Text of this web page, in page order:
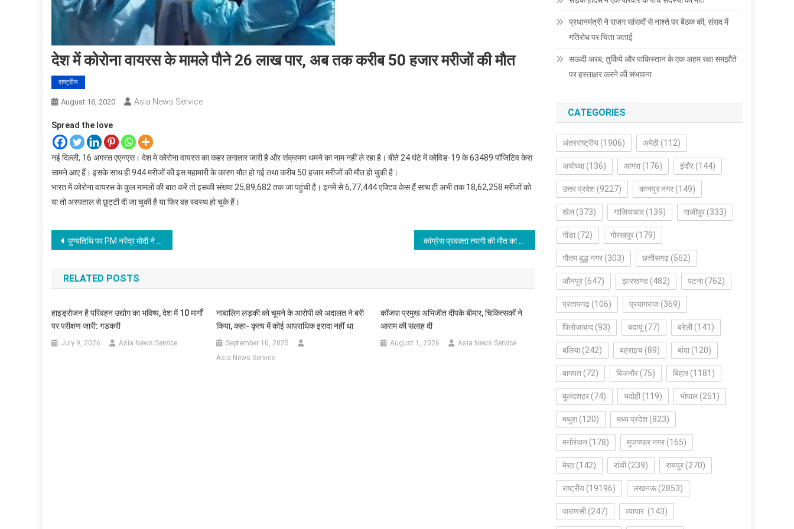
देश में कोरोना वायरस के मामले पौने 26 लाख पार, अब तक करीब 50 हजार मरीजों की मौत
राष्ट्रीय
August 16, 2020 Asia News Service
Spread the love
नई दिल्ली, 16 अगस्त एएनएस। देश मे कोरोना वायरस का कहर लगातार जारी है और संक्रमण थमने का नाम नहीं ले रहा है। बीते 24 घंटे में कोविड-19 के 63489 पॉजिटिव केस
सामने आए हैं। इसके साथ ही 944 मरीजों की इस महामारी के कारण मौत हो गई तथा करीब 50 हजार मरीजों की मौत हो चुकी है।
भारत में कोरोना वायरस के कुल मामलों की बात करें तो इसकी संख्या 25,89,682 तक जा पहुंची है। इनमें से 6,77,444 एक्टिव केस हैं साथ ही अभी तक 18,62,258 मरीजों को
या तो अस्पताल से छुट्टी दी जा चुकी है या फिर वह स्वस्थ हो चुके हैं।
Post
navigation
पुण्यतिथि पर PM नरेंद्र मोदी ने अटल बिहारी वाजपेयी को दी श्रद्धांजलि
RELATED POSTS
हाइड्रोजन है परिवहन उद्योग का भविष्य, देश में 10 मार्गों
पर परीक्षण जारी: गडकरी
July 9, 2026 Asia News Service
नाबालिग लड़की को चूमने के आरोपी को अदालत ने बरी
किया, कहा- कृत्य में कोई आपराधिक इरादा नहीं था
September 10, 2025
Asia News Service
कॉजपा प्रमुख अभिजीत दीपके बीमार, चिकित्सकों ने
आराम की सलाह दी
August 1, 2026 Asia News Service
प्रधानमंत्री ने राजग सांसदों से नाश्ते पर बैठक की, संसद में
गतिरोध पर चिंता जताई
सऊदी अरब, तुर्किये और पाकिस्तान के एक अहम रक्षा समझौते
पर हस्ताक्षर करने की संभावना
CATEGORIES
अंतरराष्ट्रीय (1906) अमेठी (112)
अयोध्या (136) आगरा (176) इंदौर (144)
उत्तर प्रदेश (9227) कानपुर नगर (149)
खेल (373) गाजियाबाद (139) गाजीपुर (333)
गोंडा (72) गोरखपुर (179)
गौतम बुद्ध नगर (303) छत्तीसगढ़ (562)
जौनपुर (647) झारखण्ड (482) पटना (762)
प्रतापगढ़ (106) प्रयागराज (369)
फिरोजाबाद (93) बदायूं (77) बरेली (141)
बलिया (242) बहराइच (89) बांदा (120)
बागपत (72) बिजनौर (75) बिहार (1181)
बुलंदशहर (74) भदोही (119) भोपाल (251)
मथुरा (120) मध्य प्रदेश (823)
मनोरंजन (178) मुजफ्फर नगर (165)
मेरठ(142) रांची (239) रायपुर (270)
राष्ट्रीय (19196) लखनऊ(2853)
वाराणसी (247) व्यापार (143)